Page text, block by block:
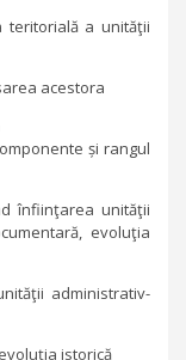
a unităţii
acestora
și rangul
înfiinţarea unităţii
evoluţia
administrativ-
istorică